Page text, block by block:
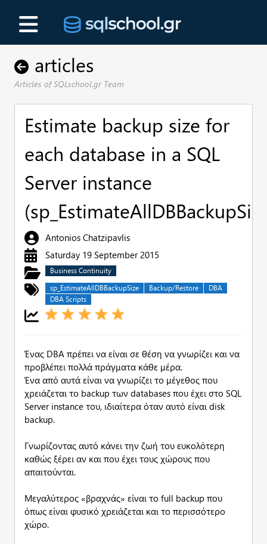
articles
Articles of SQLschool.gr Team
Estimate backup size for
each database in a SQL
Server instance
Antonios Chatzipavlis
Saturday 19 September 2015
Business Continuity
sp_EstimateAllDBBackupSize
Backup/Restore
DBA
DBA Scripts
Ένας DBA πρέπει να είναι σε θέση να γνωρίζει και να
προβλέπει πολλά πράγματα κάθε μέρα.
Ένα από αυτά είναι να γνωρίζει το μέγεθος που
χρειάζεται το backup των databases που έχει στο SQL
Server instance του, ιδιαίτερα όταν αυτό είναι disk
backup.
Γνωρίζοντας αυτό κάνει την ζωή του ευκολότερη
καθώς ξέρει αν και που έχει τους χώρους που
απαιτούνται.
Μεγαλύτερος «βραχνάς» είναι το full backup που
όπως είναι φυσικό χρειάζεται και το περισσότερο
χώρο.